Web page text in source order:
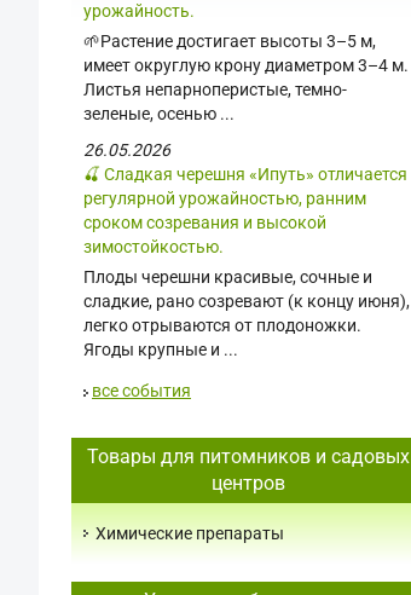
урожайность.
🌱Растение достигает высоты 3–5 м,
имеет округлую крону диаметром 3–4 м.
Листья непарноперистые, темно-
зеленые, осенью ...
26.05.2026
🍒 Сладкая черешня «Ипуть» отличается
регулярной урожайностью, ранним
сроком созревания и высокой
зимостойкостью.
Плоды черешни красивые, сочные и
сладкие, рано созревают (к концу июня),
легко отрываются от плодоножки.
Ягоды крупные и ...
все события
Товары для питомников и садовых
центров
Химические препараты